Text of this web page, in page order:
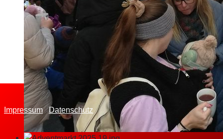
Impressum Datenschutz